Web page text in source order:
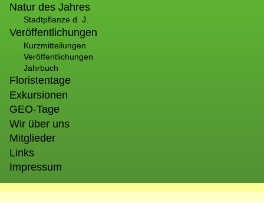
Natur des Jahres
Stadtpflanze d. J.
Veröffentlichungen
Kurzmitteilungen
Veröffentlichungen
Jahrbuch
Floristentage
Exkursionen
GEO-Tage
Wir über uns
Mitglieder
Links
Impressum